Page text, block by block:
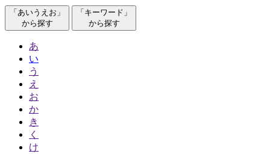
「あいうえお」
から探す
「キーワード」
から探す
あ
い
う
え
お
か
き
く
け